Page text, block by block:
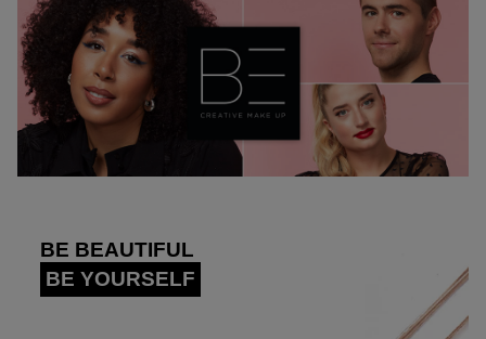
BE BEAUTIFUL
BE YOURSELF